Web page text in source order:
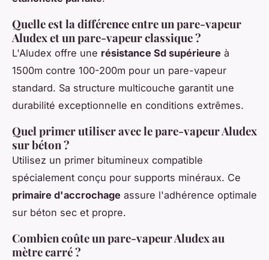
Quelle est la différence entre un pare-vapeur
Aludex et un pare-vapeur classique ?
L'Aludex offre une résistance Sd supérieure à
1500m contre 100-200m pour un pare-vapeur
standard. Sa structure multicouche garantit une
durabilité exceptionnelle en conditions extrêmes.
Quel primer utiliser avec le pare-vapeur Aludex
sur béton ?
Utilisez un primer bitumineux compatible
spécialement conçu pour supports minéraux. Ce
primaire d'accrochage assure l'adhérence optimale
sur béton sec et propre.
Combien coûte un pare-vapeur Aludex au
mètre carré ?